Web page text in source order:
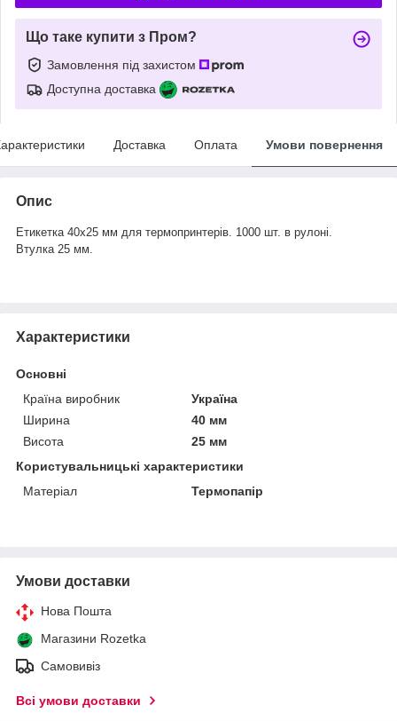
Що таке купити з Пром?
Замовлення під захистом
Доступна доставка
Доставка Оплата Умови повернення
Опис
Етикетка 40х25 мм для термопринтерів. 1000 шт. в рулоні.
Втулка 25 мм.
Характеристики
Основні
Країна виробник
Україна
Ширина
40 мм
Висота
25 мм
Користувальницькі характеристики
Матеріал
Термопапір
Умови доставки
Нова Пошта
Магазини Rozetka
Самовивіз
Всі умови доставки